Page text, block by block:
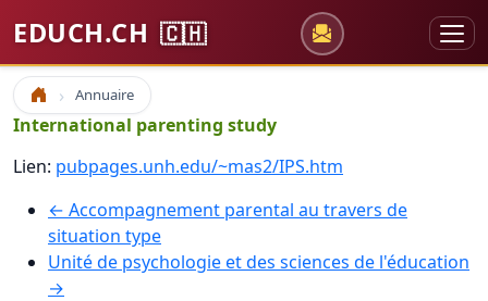
EDUCH.CH 🇨🇭
Accueil Annuaire
International parenting study
Lien: pubpages.unh.edu/~mas2/IPS.htm
← Accompagnement parental au travers de
situation type
Unité de psychologie et des sciences de l'éducation
→